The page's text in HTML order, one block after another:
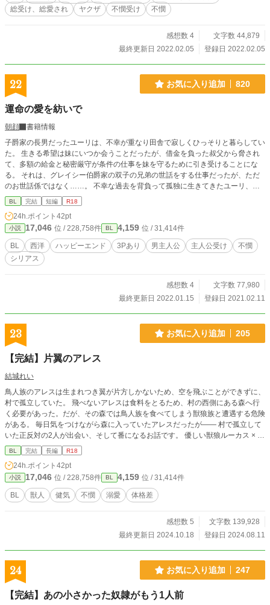
総受け、総愛され
ヤクザ 不憫受け 不憫
感想数 4
文字数 44,879
最終更新日 2022.02.05
登録日 2022.02.05
22 お気に入り追加 820
運命の愛を紡いで
朝顔
書籍情報
子爵家の長男だったユーリは、不幸が重なり田舎で寂しくひっそりと暮らしてい
た。 生きる希望は妹にいつか会うことだったが、借金を負った叔父から脅され
て、多額の給金と秘密厳守が条件の仕事を妹を守るために引き受けることにな
る。 それは、グレイシー伯爵家の双子の兄弟の世話をする仕事だったが、ただ
のお世話係ではなく……。 不幸な過去を背負って孤独に生きてきたユーリ、過
去に囚われたミラン、罪に苦しめられるシオン。 それぞれが愛に目覚めて、幸
せを求めて歩きだそうとするのだが……。 三人で幸せになることができるの
か……。 １８禁シーンは予告なしに入ります。 ３Pあり、ラストのみ二輪挿し
あり(ソフトです。愛がありますが苦手な方はご注意を) 全五回プラス番外編で完
結済み →だったのですが、作者のお気に入りのため、きまぐれて続編投下して
ます。次回未定のため完結にしておきます。 ムーンライトノベルで同時投稿
BL 完結 短編 R18
24h.ポイント 42pt
小説 17,046 位 / 228,758件 BL 4,159 位 / 31,414件
BL 西洋 ハッピーエンド 3Pあり 男主人公 主人公受け
不憫
シリアス
感想数 4
文字数 77,980
最終更新日 2022.01.15
登録日 2021.02.11
23 お気に入り追加 205
【完結】片翼のアレス
結城れい
鳥人族のアレスは生まれつき翼が片方しかないため、空を飛ぶことができずに、
村で孤立していた。 飛べないアレスは食料をとるため、村の西側にある森へ行
く必要があった。だが、その森では鳥人族を食べてしまう獣狼族と遭遇する危険
がある。 毎日気をつけながら森に入っていたアレスだったが―― 村で孤立して
いた正反対の2人が出会い、そして番になるお話です。 優しい獣狼ルーカス × 片
翼の鳥人アレス ※基本的に毎日20時に更新していく予定です（変更がある場合
はXでお知らせします） ※残酷な描写があります ※他サイトにも掲載していま
す
BL 完結 長編 R18
24h.ポイント 42pt
小説 17,046 位 / 228,758件 BL 4,159 位 / 31,414件
BL 獣人 健気 不憫 溺愛 体格差
感想数 5
文字数 139,928
最終更新日 2024.10.18
登録日 2024.08.11
24 お気に入り追加 247
【完結】あの小さかった奴隷がもう1人前